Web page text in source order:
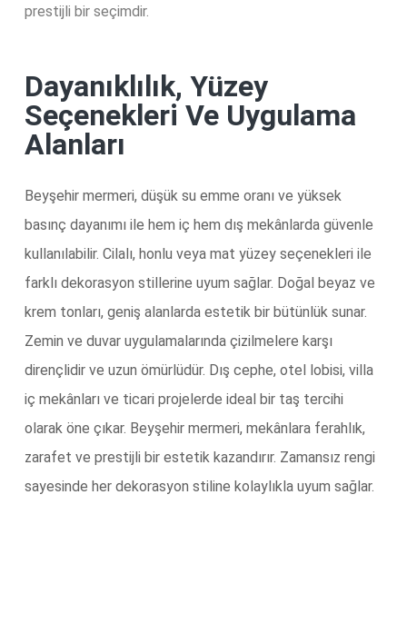
prestijli bir seçimdir.
Dayanıklılık, Yüzey
Seçenekleri Ve Uygulama
Alanları
Beyşehir mermeri, düşük su emme oranı ve yüksek
basınç dayanımı ile hem iç hem dış mekânlarda güvenle
kullanılabilir. Cilalı, honlu veya mat yüzey seçenekleri ile
farklı dekorasyon stillerine uyum sağlar. Doğal beyaz ve
krem tonları, geniş alanlarda estetik bir bütünlük sunar.
Zemin ve duvar uygulamalarında çizilmelere karşı
dirençlidir ve uzun ömürlüdür. Dış cephe, otel lobisi, villa
iç mekânları ve ticari projelerde ideal bir taş tercihi
olarak öne çıkar. Beyşehir mermeri, mekânlara ferahlık,
zarafet ve prestijli bir estetik kazandırır. Zamansız rengi
sayesinde her dekorasyon stiline kolaylıkla uyum sağlar.